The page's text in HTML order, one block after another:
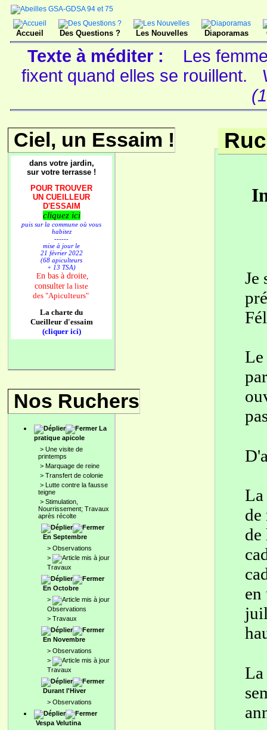
Accueil Des Questions ? Les Nouvelles Diaporamas
Texte à méditer :
Les
fixent quand elles se rouillent.
Ciel, un Essaim !
dans votre jardin,
sur votre terrasse !
POUR TROUVER
UN CUEILLEUR
D'ESSAIM
cliquez ici
puis sur la commune où vous
habitez
------
mise à jour le
21 février 2022
(68 apiculteurs
+ 13 TSA)
En bas à droite,
consulter la liste
des "Apiculteurs"
La charte du
Cueilleur d'essaim
(cliquer ici)
Nos Ruchers
La
pratique apicole
> Une visite de
printemps
> Marquage de reine
> Transfert de colonie
> Lutte contre la fausse
teigne
> Stimulation,
Nourrissement; Travaux
après récolte
En Septembre
> Observations
>
Travaux
En Octobre
>
Observations
> Travaux
En Novembre
> Observations
>
Travaux
Durant l'Hiver
> Observations
Vespa Velutina
Je
Le
La
de
de
en
La